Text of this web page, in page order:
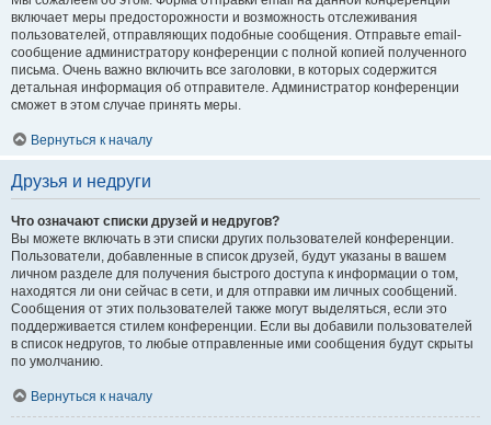
включает меры предосторожности и возможность отслеживания
пользователей, отправляющих подобные сообщения. Отправьте email-
сообщение администратору конференции с полной копией полученного
письма. Очень важно включить все заголовки, в которых содержится
детальная информация об отправителе. Администратор конференции
сможет в этом случае принять меры.
Вернуться к началу
Друзья и недруги
Что означают списки друзей и недругов?
Вы можете включать в эти списки других пользователей конференции.
Пользователи, добавленные в список друзей, будут указаны в вашем
личном разделе для получения быстрого доступа к информации о том,
находятся ли они сейчас в сети, и для отправки им личных сообщений.
Сообщения от этих пользователей также могут выделяться, если это
поддерживается стилем конференции. Если вы добавили пользователей
в список недругов, то любые отправленные ими сообщения будут скрыты
по умолчанию.
Вернуться к началу